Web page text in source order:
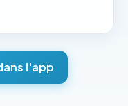
l'app